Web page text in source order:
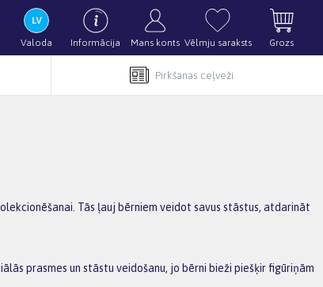
Valoda Informācija Mans konts Vēlmju saraksts Grozs
Pirkšanas ceļveži
Tās ļauj bērniem veidot savus stāstus, atdarināt
prasmes un stāstu veidošanu, jo bērni bieži piešķir figūriņām